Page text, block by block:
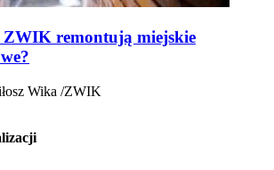
remontują miejskie
Wika /ZWIK